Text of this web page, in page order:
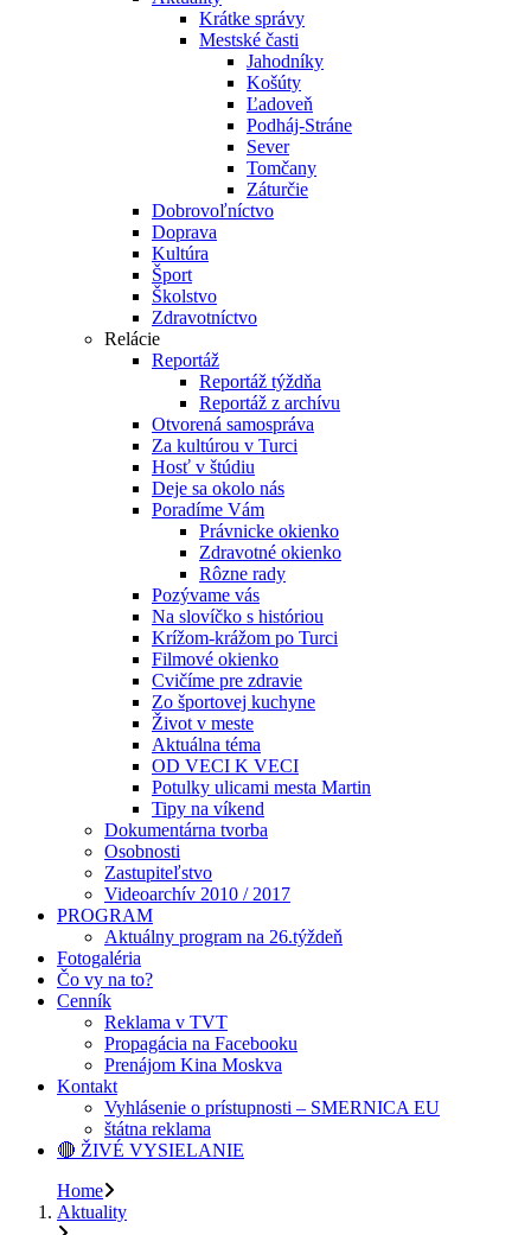
Krátke správy
Mestské časti
Jahodníky
Košúty
Ľadoveň
Podháj-Stráne
Sever
Tomčany
Záturčie
Dobrovoľníctvo
Doprava
Kultúra
Šport
Školstvo
Zdravotníctvo
Relácie
Reportáž
Reportáž týždňa
Reportáž z archívu
Otvorená samospráva
Za kultúrou v Turci
Hosť v štúdiu
Deje sa okolo nás
Poradíme Vám
Právnicke okienko
Zdravotné okienko
Rôzne rady
Pozývame vás
Na slovíčko s históriou
Krížom-krážom po Turci
Filmové okienko
Cvičíme pre zdravie
Zo športovej kuchyne
Život v meste
Aktuálna téma
OD VECI K VECI
Potulky ulicami mesta Martin
Tipy na víkend
Dokumentárna tvorba
Osobnosti
Zastupiteľstvo
Videoarchív 2010 / 2017
PROGRAM
Aktuálny program na 26.týždeň
Fotogaléria
Čo vy na to?
Cenník
Reklama v TVT
Propagácia na Facebooku
Prenájom Kina Moskva
Kontakt
Vyhlásenie o prístupnosti – SMERNICA EU
štátna reklama
🔴 ŽIVÉ VYSIELANIE
Home
Aktuality